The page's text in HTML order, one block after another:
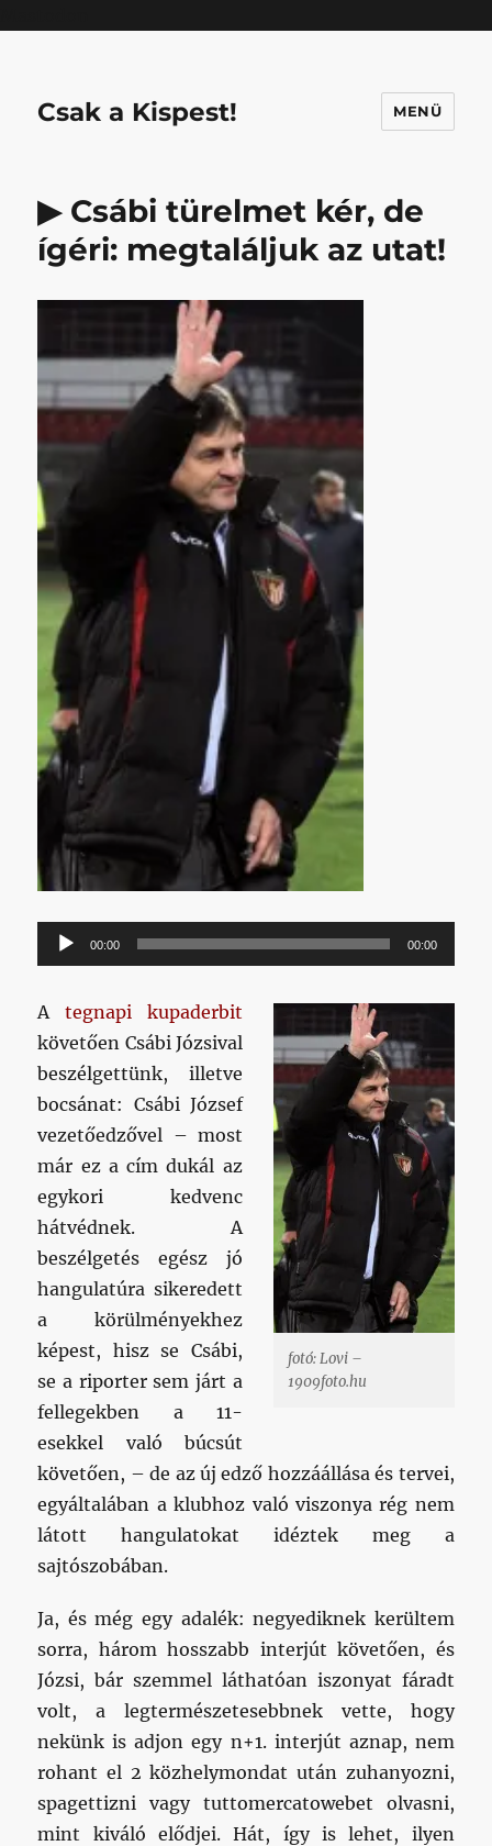
Csak a Kispest! MENÜ
▶ Csábi türelmet kér, de
ígéri: megtaláljuk az utat!
Audió
lejátszó
00:00 00:00
fotó: Lovi –
1909foto.hu
A tegnapi kupaderbit
követően Csábi Józsival
beszélgettünk, illetve
bocsánat: Csábi József
vezetőedzővel – most
már ez a cím dukál az
egykori kedvenc
hátvédnek. A
beszélgetés egész jó
hangulatúra sikeredett
a körülményekhez
képest, hisz se Csábi,
se a riporter sem járt a
fellegekben a 11-
esekkel való búcsút
követően, – de az új edző hozzáállása és tervei,
egyáltalában a klubhoz való viszonya rég nem
látott hangulatokat idéztek meg a
sajtószobában.
Ja, és még egy adalék: negyediknek kerültem
sorra, három hosszabb interjút követően, és
Józsi, bár szemmel láthatóan iszonyat fáradt
volt, a legtermészetesebbnek vette, hogy
nekünk is adjon egy n+1. interjút aznap, nem
rohant el 2 közhelymondat után zuhanyozni,
spagettizni vagy tuttomercatowebet olvasni,
mint kiváló elődjei. Hát, így is lehet, ilyen